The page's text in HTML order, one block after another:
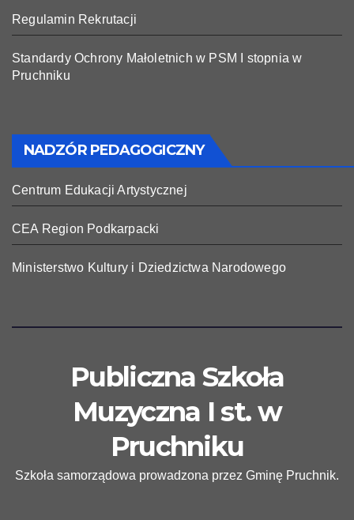
Regulamin Rekrutacji
Standardy Ochrony Małoletnich w PSM I stopnia w
Pruchniku
NADZÓR PEDAGOGICZNY
Centrum Edukacji Artystycznej
CEA Region Podkarpacki
Ministerstwo Kultury i Dziedzictwa Narodowego
Publiczna Szkoła
Muzyczna I st. w
Pruchniku
Szkoła samorządowa prowadzona przez Gminę Pruchnik.